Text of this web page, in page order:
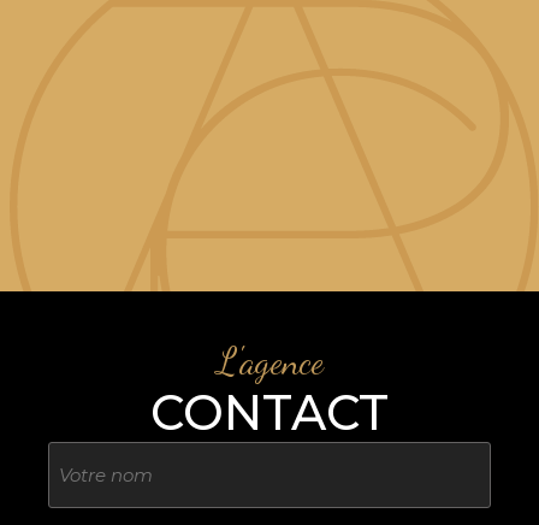
L'agence
CONTACT
Nom